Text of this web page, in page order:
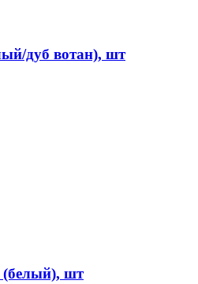
дуб вотан), шт
(белый), шт